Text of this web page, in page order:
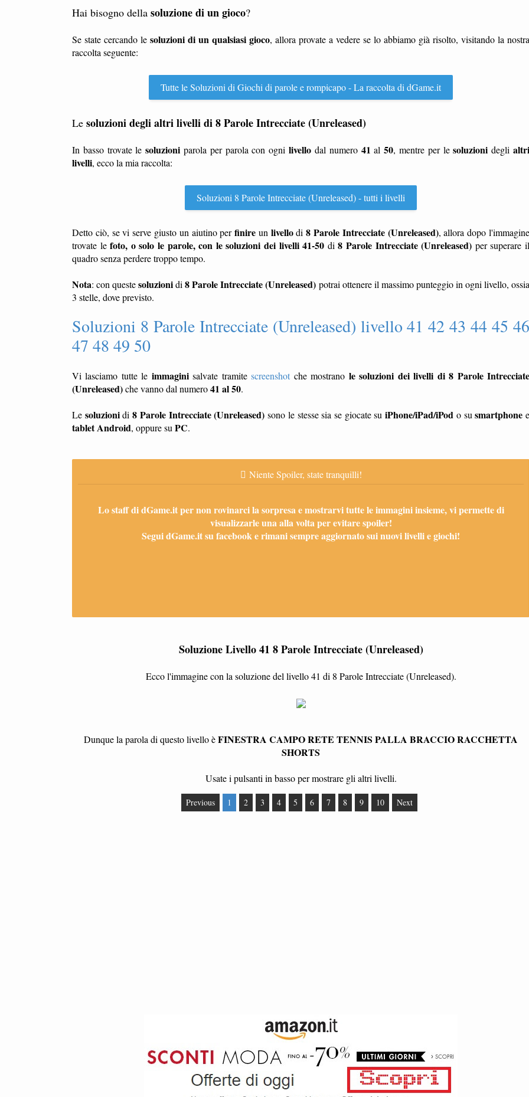
Hai bisogno della soluzione di un gioco?
Se state cercando le soluzioni di un qualsiasi gioco, allora provate a vedere se lo abbiamo già risolto, visitando la nostra
raccolta seguente:
Tutte le Soluzioni di Giochi di parole e rompicapo - La raccolta di dGame.it
Le soluzioni degli altri livelli di 8 Parole Intrecciate (Unreleased)
In basso trovate lesoluzioni parola per parola con ognilivello dal numero 41 al50, mentre per lesoluzioni deglialtri
livelli, ecco la mia raccolta:
Soluzioni 8 Parole Intrecciate (Unreleased) - tutti i livelli
Detto ciò, se vi serve giusto un aiutino perfinire un livellodi8 Parole Intrecciate (Unreleased), allora dopo l'immagine
trovate lefoto, o solo le parole, con le soluzioni dei livelli 41-50 di8 Parole Intrecciate (Unreleased) per superare il
quadro senza perdere troppo tempo.
Nota: con questesoluzionidi8 Parole Intrecciate (Unreleased) potrai ottenere il massimo punteggio in ogni livello, ossia
3 stelle, dove previsto.
Soluzioni 8 Parole Intrecciate (Unreleased) livello 41 42 43 44 45 46
47 48 49 50
Vi lasciamo tutte le immaginisalvate tramitescreenshot che mostrano le soluzioni dei livelli di 8 Parole Intrecciate
(Unreleased)che vanno dal numero41 al 50.
Le soluzionidi8 Parole Intrecciate (Unreleased) sono le stesse sia se giocate suiPhone/iPad/iPod o susmartphone e
tabletAndroid, oppure su PC.
Niente Spoiler, state tranquilli!
Lo staff di dGame.it per non rovinarci la sorpresa e mostrarvi tutte le immagini insieme, vi permette di
visualizzarle una alla volta per evitare spoiler!
Segui dGame.it su facebook e rimani sempre aggiornato sui nuovi livelli e giochi!
Soluzione Livello 41 8 Parole Intrecciate (Unreleased)
Ecco l'immagine con la soluzione del livello 41 di 8 Parole Intrecciate (Unreleased).
Dunque la parola di questo livello èFINESTRA CAMPO RETE TENNIS PALLA BRACCIO RACCHETTA
SHORTS
Usate i pulsanti in basso per mostrare gli altri livelli.
Previous 1 2 3 4 5 6 7 8 9 10 Next